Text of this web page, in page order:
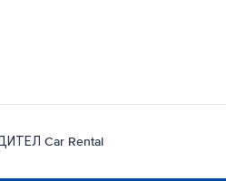
Car Rental